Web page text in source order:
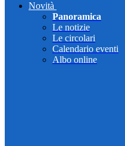
Novità
Panoramica
Le notizie
Le circolari
Calendario eventi
Albo online